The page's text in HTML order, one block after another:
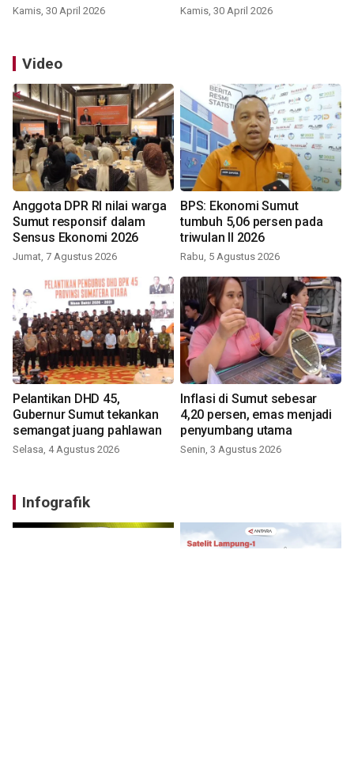
Kamis, 30 April 2026 Kamis, 30 April 2026
Video
Anggota DPR RI nilai warga
Sumut responsif dalam
Sensus Ekonomi 2026
Jumat, 7 Agustus 2026
BPS: Ekonomi Sumut
tumbuh 5,06 persen pada
triwulan II 2026
Rabu, 5 Agustus 2026
Pelantikan DHD 45,
Gubernur Sumut tekankan
semangat juang pahlawan
Selasa, 4 Agustus 2026
Inflasi di Sumut sebesar
4,20 persen, emas menjadi
penyumbang utama
Senin, 3 Agustus 2026
Infografik